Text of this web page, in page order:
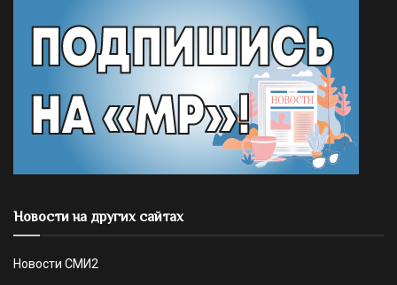
Новости на других сайтах
Новости СМИ2